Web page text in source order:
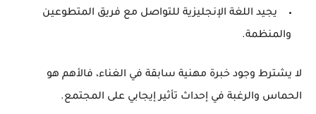
يجيد اللغة الإنجليزية للتواصل مع فريق المتطوعين
والمنظمة.
لا يشترط وجود خبرة مهنية سابقة في الغناء، فالأهم هو
الحماس والرغبة في إحداث تأثير إيجابي على المجتمع.